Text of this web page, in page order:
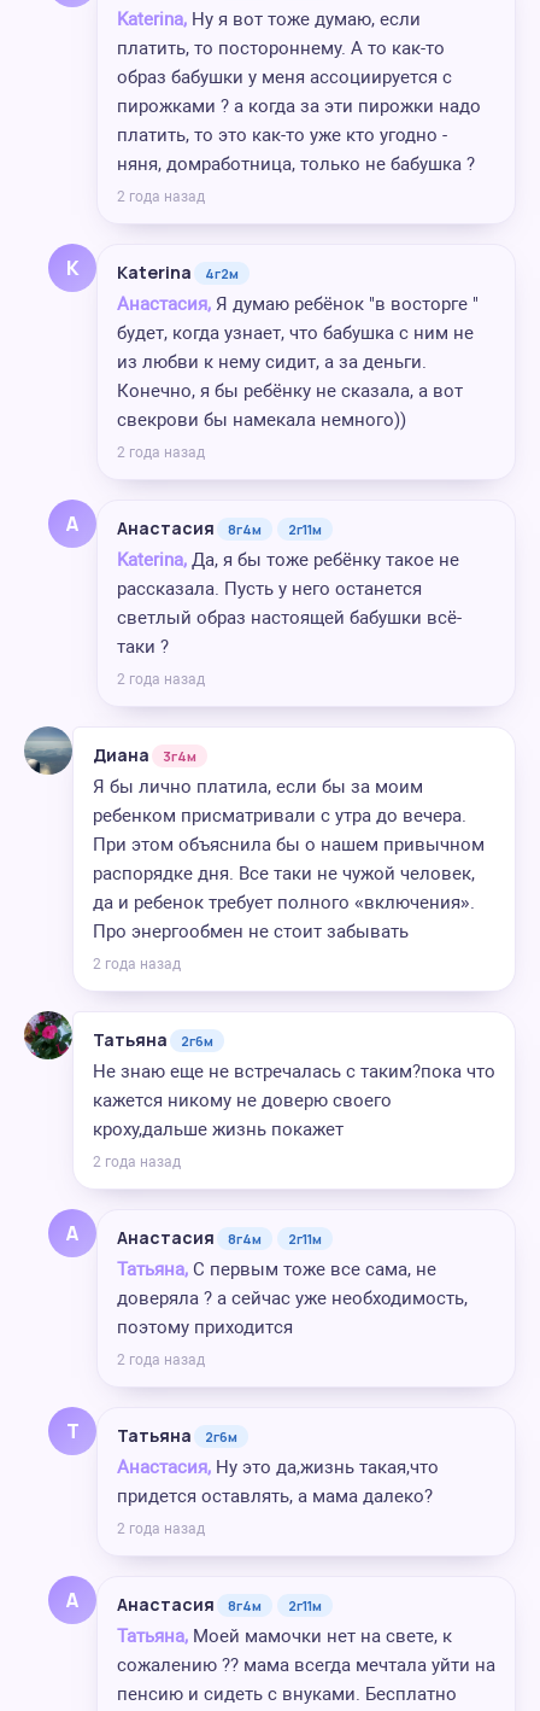
Katerina, Ну я вот тоже думаю, если
платить, то постороннему. А то как-то
образ бабушки у меня ассоциируется с
пирожками ? а когда за эти пирожки надо
платить, то это как-то уже кто угодно -
няня, домработница, только не бабушка ?
2 года назад
K Katerina 4г2м
Анастасия, Я думаю ребёнок "в восторге "
будет, когда узнает, что бабушка с ним не
из любви к нему сидит, а за деньги.
Конечно, я бы ребёнку не сказала, а вот
свекрови бы намекала немного))
2 года назад
А Анастасия 8г4м 2г11м
Katerina, Да, я бы тоже ребёнку такое не
рассказала. Пусть у него останется
светлый образ настоящей бабушки всё-
таки ?
2 года назад
Диана 3г4м
Я бы лично платила, если бы за моим
ребенком присматривали с утра до вечера.
При этом объяснила бы о нашем привычном
распорядке дня. Все таки не чужой человек,
да и ребенок требует полного «включения».
Про энергообмен не стоит забывать
2 года назад
Татьяна 2г6м
Не знаю еще не встречалась с таким?пока что
кажется никому не доверю своего
кроху,дальше жизнь покажет
2 года назад
А Анастасия 8г4м 2г11м
Татьяна, С первым тоже все сама, не
доверяла ? а сейчас уже необходимость,
поэтому приходится
2 года назад
Т Татьяна 2г6м
Анастасия, Ну это да,жизнь такая,что
придется оставлять, а мама далеко?
2 года назад
А Анастасия 8г4м 2г11м
Татьяна, Моей мамочки нет на свете, к
сожалению ?? мама всегда мечтала уйти на
пенсию и сидеть с внуками. Бесплатно